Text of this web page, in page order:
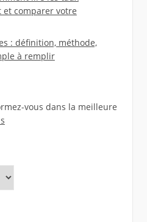
comparer votre
: définition, méthode,
à remplir
vous dans la meilleure